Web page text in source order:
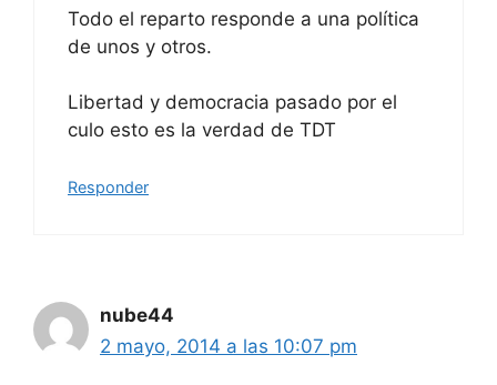
Todo el reparto responde a una política
de unos y otros.
Libertad y democracia pasado por el
culo esto es la verdad de TDT
Responder
nube44
2 mayo, 2014 a las 10:07 pm